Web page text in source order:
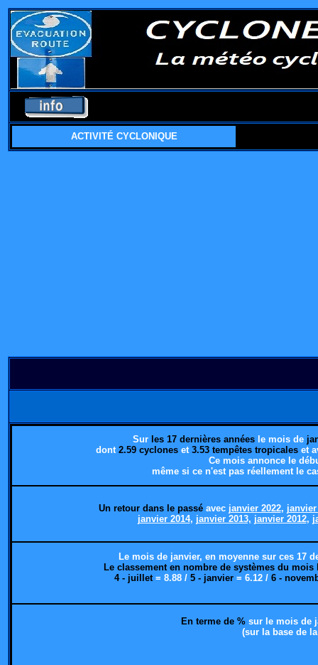
ACTIVITÉ CYCLONIQUE
Sur les 17 dernières années le mois de
dont 2.59 cyclones et 3.53 tempêtes tropicales et
Ce mois annonce le
même si ce n'est pas réellement le
Un retour dans le passéavec janvier 2022, janvier
janvier 2014, janvier 2013, janvier 2012,
Le mois de janvier, en moyenne sur ces 17
Le classement en nombre de systèmes du
4 - juillet = 8.88 / 5 - janvier = 6.12 / 6 -
En terme de %sur le mois de
(sur la base de